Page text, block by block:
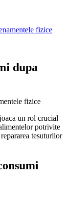
fizice
dupa
un rol crucial
potrivite
tesuturilor